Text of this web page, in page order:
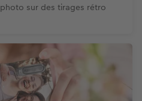
sur des tirages rétro